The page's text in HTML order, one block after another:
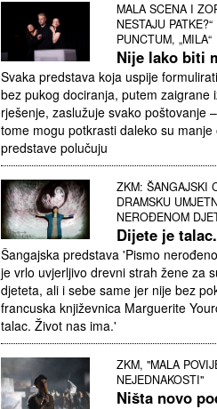
MALA SCENA I
NESTAJU
PUNCTUM, „MILA“
Nije lako biti
Svaka predstava koja uspije
bez pukog dociranja, putem zaigrane
rješenje, zaslužuje svako poštovanje
tome mogu potkrasti daleko su manje
predstave polučuju
ZKM: ŠANGAJSKI
DRAMSKU
NEROĐENOM
Dijete je
Šangajska predstava 'Pismo
je vrlo uvjerljivo drevni strah žene za
djeteta, ali i sebe same jer nije bez
francuska književnica Marguerite
talac. Život nas ima.'
ZKM, "MALA
NEJEDNAKOSTI"
Ništa novo